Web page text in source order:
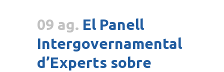
09 ag. El Panell
Intergovernamental
d’Experts sobre